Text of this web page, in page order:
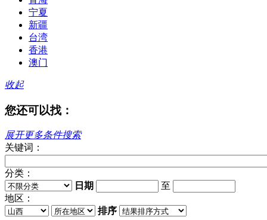
宁夏
新疆
台湾
香港
澳门
收起
您还可以找：
展开更多条件搜索
关键词：
分类：
日期
至
地区：
排序